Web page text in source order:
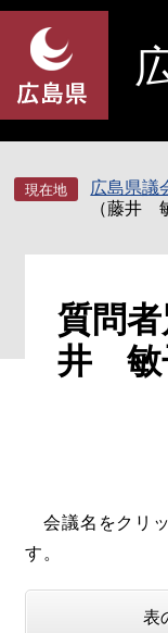
ペ
先
頭
す
メ
を
飛
し
広島県議
（藤井
質問
井 敏
会議名をクリ
す。
表